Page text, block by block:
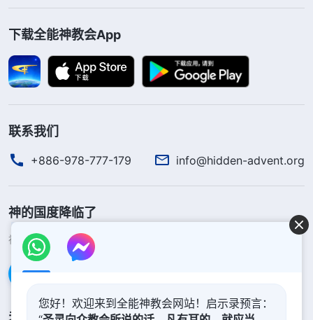
下载全能神教会App
联系我们
+886-978-777-179 info@hidden-advent.org
神的国度降临了
神的国度已经降临在人间！你想进入神的国度吗？
通过Messenger联系我们
关注我们
您好！欢迎来到全能神教会网站！启示录预言：